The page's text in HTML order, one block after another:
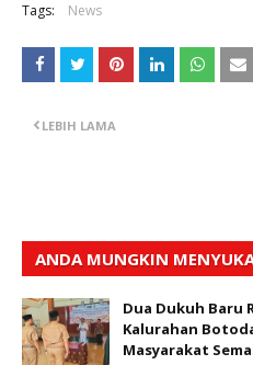
Tags: News
LEBIH LAMA
ANDA MUNGKIN
Dua Dukuh Baru
Kalurahan
Masyarakat